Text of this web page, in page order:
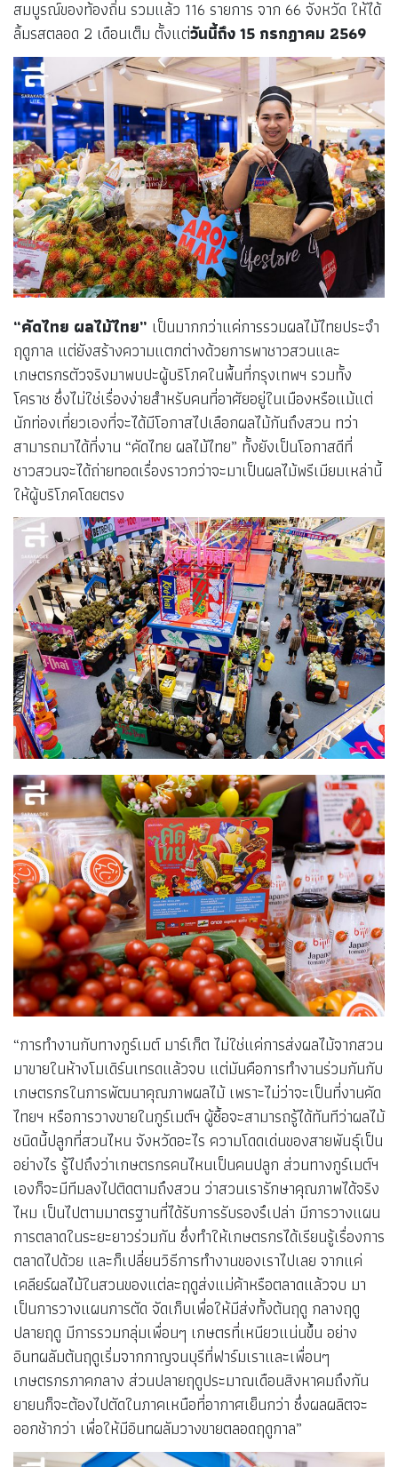
สมบูรณ์ของท้องถิ่น รวมแล้ว 116 รายการ จาก 66 จังหวัด ให้ได้
ลิ้มรสตลอด 2 เดือนเต็ม ตั้งแต่วันนี้ถึง15 กรกฎาคม 2569
“คัดไทย ผลไม้ไทย” เป็นมากกว่าแค่การรวมผลไม้ไทยประจำ
ฤดูกาล แต่ยังสร้างความแตกต่างด้วยการพาชาวสวนและ
เกษตรกรตัวจริงมาพบปะผู้บริโภคในพื้นที่กรุงเทพฯ รวมทั้ง
โคราช ซึ่งไม่ใช่เรื่องง่ายสำหรับคนที่อาศัยอยู่ในเมืองหรือแม้แต่
นักท่องเที่ยวเองที่จะได้มีโอกาสไปเลือกผลไม้กันถึงสวน ทว่า
สามารถมาได้ที่งาน “คัดไทย ผลไม้ไทย” ทั้งยังเป็นโอกาสดีที่
ชาวสวนจะได้ถ่ายทอดเรื่องราวกว่าจะมาเป็นผลไม้พรีเมียมเหล่านี้
ให้ผู้บริโภคโดยตรง
“การทำงานกับทางกูร์เมต์ มาร์เก็ต ไม่ใช่แค่การส่งผลไม้จากสวน
มาขายในห้างโมเดิร์นเทรดแล้วจบ แต่มันคือการทำงานร่วมกันกับ
เกษตรกรในการพัฒนาคุณภาพผลไม้ เพราะไม่ว่าจะเป็นที่งานคัด
ไทยฯ หรือการวางขายในกูร์เมต์ฯ ผู้ซื้อจะสามารถรู้ได้ทันทีว่าผลไม้
ชนิดนี้ปลูกที่สวนไหน จังหวัดอะไร ความโดดเด่นของสายพันธุ์เป็น
อย่างไร รู้ไปถึงว่าเกษตรกรคนไหนเป็นคนปลูก ส่วนทางกูร์เมต์ฯ
เองก็จะมีทีมลงไปติดตามถึงสวน ว่าสวนเรารักษาคุณภาพได้จริง
ไหม เป็นไปตามมาตรฐานที่ได้รับการรับรองรึเปล่า มีการวางแผน
การตลาดในระยะยาวร่วมกัน ซึ่งทำให้เกษตรกรได้เรียนรู้เรื่องการ
ตลาดไปด้วย และก็เปลี่ยนวิธีการทำงานของเราไปเลย จากแค่
เคลียร์ผลไม้ในสวนของแต่ละฤดูส่งแม่ค้าหรือตลาดแล้วจบ มา
เป็นการวางแผนการตัด จัดเก็บเพื่อให้มีส่งทั้งต้นฤดู กลางฤดู
ปลายฤดู มีการรวมกลุ่มเพื่อนๆ เกษตรที่เหนียวแน่นขึ้น อย่าง
อินทผลัมต้นฤดูเริ่มจากกาญจนบุรีที่ฟาร์มเราและเพื่อนๆ
เกษตรกรภาคกลาง ส่วนปลายฤดูประมาณเดือนสิงหาคมถึงกัน
ยายนก็จะต้องไปตัดในภาคเหนือที่อากาศเย็นกว่า ซึ่งผลผลิตจะ
ออกช้ากว่า เพื่อให้มีอินทผลัมวางขายตลอดฤดูกาล”